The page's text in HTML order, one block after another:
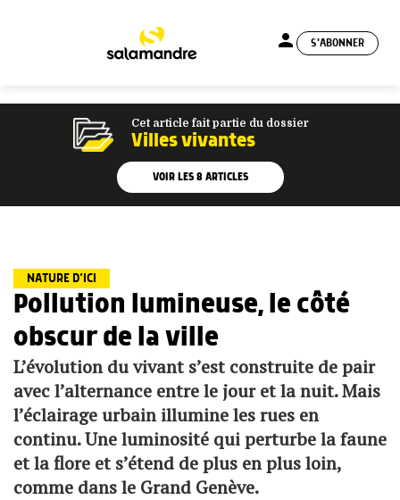
person S'ABONNER
Cet article fait partie du dossier
Villes vivantes
VOIR LES 8ARTICLES
NATURE D’ICI
Pollution lumineuse, le côté
obscur de la ville
L’évolution du vivant s’est construite de pair
avec l’alternance entre le jour et la nuit. Mais
l’éclairage urbain illumine les rues en
continu. Une luminosité qui perturbe la faune
et la flore et s’étend de plus en plus loin,
comme dans le Grand Genève.